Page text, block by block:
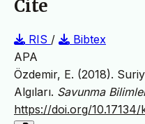
Cite
RIS /
Bibtex
APA
Özdemir, E. (2018).
Algıları. Savunma
https://doi.org/